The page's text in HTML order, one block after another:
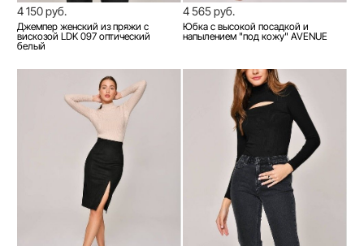
4 150 руб.
Джемпер женский из пряжи с
вискозой LDK 097 оптический
белый
4 565 руб.
Юбка с высокой посадкой и
напылением "под кожу" AVENUE